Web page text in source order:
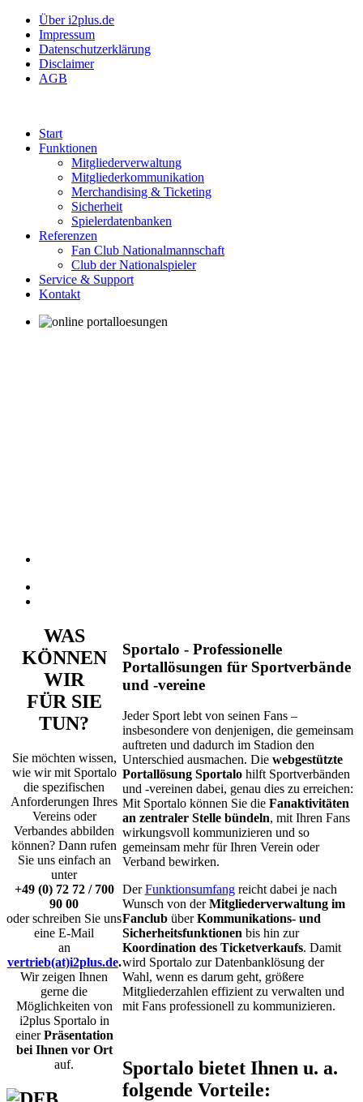
Über i2plus.de
Impressum
Datenschutzerklärung
Disclaimer
AGB
Start
Funktionen
Mitgliederverwaltung
Mitgliederkommunikation
Merchandising & Ticketing
Sicherheit
Spielerdatenbanken
Referenzen
Fan Club Nationalmannschaft
Club der Nationalspieler
Service & Support
Kontakt
Sportalo - Professionelle
Portallösungen für Sportverbände
und -vereine
Jeder Sport lebt von seinen Fans –
insbesondere von denjenigen, die gemeinsam
auftreten und dadurch im Stadion den
Unterschied ausmachen. Die webgestützte
Portallösung Sportalo hilft Sportverbänden
und -vereinen dabei, genau dies zu erreichen:
Mit Sportalo können Sie die Fanaktivitäten
an zentraler Stelle bündeln, mit Ihren Fans
wirkungsvoll kommunizieren und so
gemeinsam mehr für Ihren Verein oder
Verband bewirken.
DerFunktionsumfangreicht dabei je nach
Wunsch von derMitgliederverwaltung im
FanclubüberKommunikations- und
Sicherheitsfunktionen bis hin zur
Koordination des Ticketverkaufs. Damit
wird Sportalo zur Datenbanklösung der
Wahl, wenn es darum geht, größere
Mitgliederzahlen effizient zu verwalten und
mit Fans professionell zu kommunizieren.
Sportalo bietet Ihnen u. a.
folgende Vorteile:
WAS
KÖNNEN
WIR
FÜR SIE
TUN?
Sie möchten wissen,
wie wir mit Sportalo
die spezifischen
Anforderungen Ihres
Vereins oder
Verbandes abbilden
können? Dann rufen
Sie uns einfach an
unter
+49 (0) 72 72 / 700
90 00
oder schreiben Sie uns
eine E-Mail
an
vertrieb(at)i2plus.de.
Wir zeigen Ihnen
gerne die
Möglichkeiten von
i2plus Sportalo in
einerPräsentation
bei Ihnen vor Ort
auf.